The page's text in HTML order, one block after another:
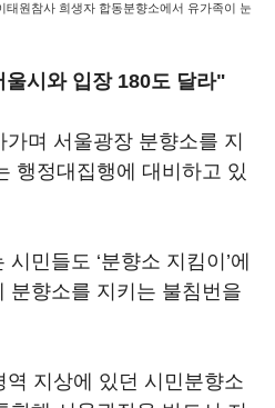
태원참사 희생자 합동분향소에서 유가족이 눈
시와 입장 180도 달라"
며 서울광장 분향소를 지
행정대집행에 대비하고 있
민들도 ‘분향소 지킴이’에
분향소를 지키는 불침번을
지상에 있던 시민분향소